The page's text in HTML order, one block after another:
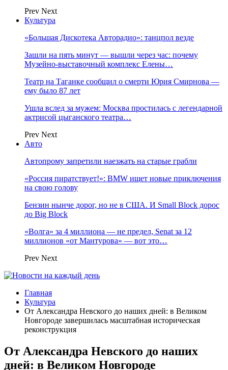
Prev Next
Культура
«Большая Дискотека Авторадио»: танцпол везде
Зашли на пять минут — вышли через час: почему
Музейно-выставочный комплекс Елены…
Театр на Таганке сообщил о смерти Юрия Смирнова —
ему было 87 лет
Ушла вслед за мужем: Москва простилась с легендарной
актрисой цыганского театра…
Prev Next
Авто
Автопрому запретили наезжать на старые грабли
«Россия пиратствует!»: BMW ищет новые приключения
на свою голову
Бензин нынче дорог, но не в США. И Small Block дорос
до Big Block
«Волга» за 4 миллиона — не предел, Senat за 12
миллионов «от Мантурова» — вот это…
Prev Next
Главная
Культура
От Александра Невского до наших дней: в Великом
Новгороде завершилась масштабная историческая
реконструкция
От Александра Невского до наших
дней: в Великом Новгороде